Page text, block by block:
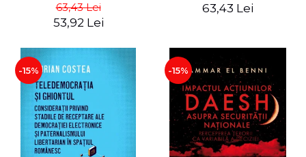
19 - Adrian Cioroianu
63,43 Lei
53,92 Lei
Drajna, a regiunii
63,43 Lei
-15% -15%